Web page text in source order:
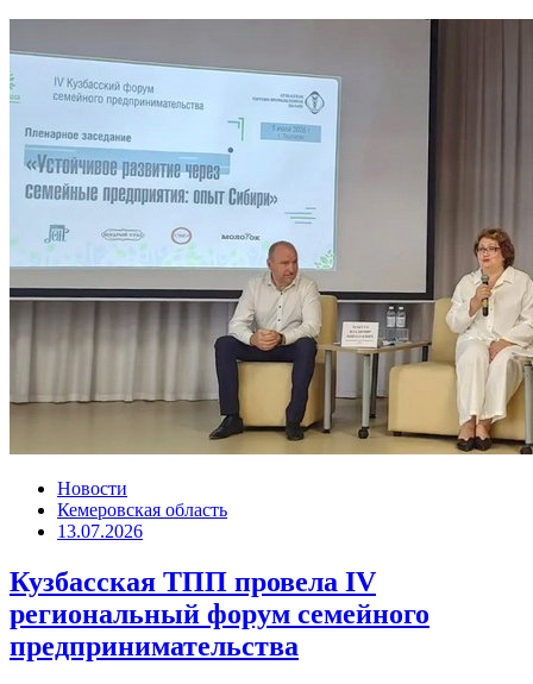
Новости
Кемеровская область
13.07.2026
Кузбасская ТПП провела IV
региональный форум семейного
предпринимательства